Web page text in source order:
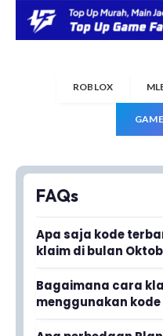
ROBLOX
FAQs
Apa saja kode
klaim di bulan
Kode terbaru
kamu untuk
benih tanaman dan
Bagaimana cara
menggunakan kode
Kamu perlu